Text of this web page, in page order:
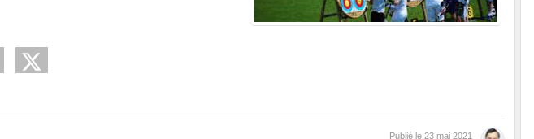
Publié le 23 mai 2021